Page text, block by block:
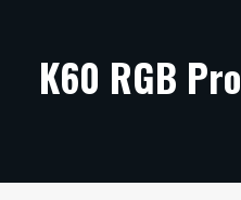
ARTIKKELIT
TECHBBS
K60 RGB Pro